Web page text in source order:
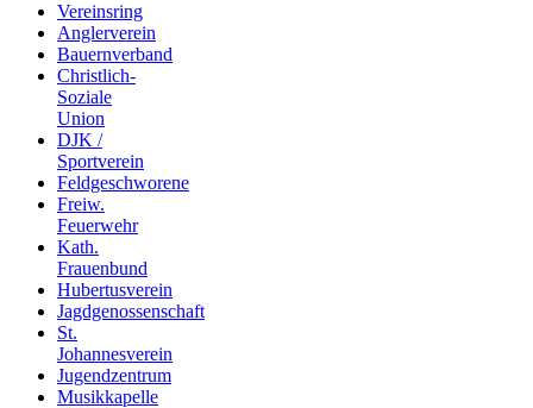
Vereinsring
Anglerverein
Bauernverband
Christlich-
Soziale
Union
DJK /
Sportverein
Feldgeschworene
Freiw.
Feuerwehr
Kath.
Frauenbund
Hubertusverein
Jagdgenossenschaft
St.
Johannesverein
Jugendzentrum
Musikkapelle